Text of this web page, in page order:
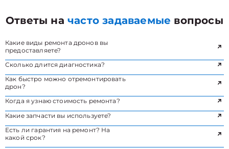
Ответы начасто задаваемые вопросы
Какие виды ремонта дронов вы
предоставляете?
Сколько длится диагностика?
Как быстро можно отремонтировать
дрон?
Когда я узнаю стоимость ремонта?
Какие запчасти вы используете?
Есть ли гарантия на ремонт? На
какой срок?